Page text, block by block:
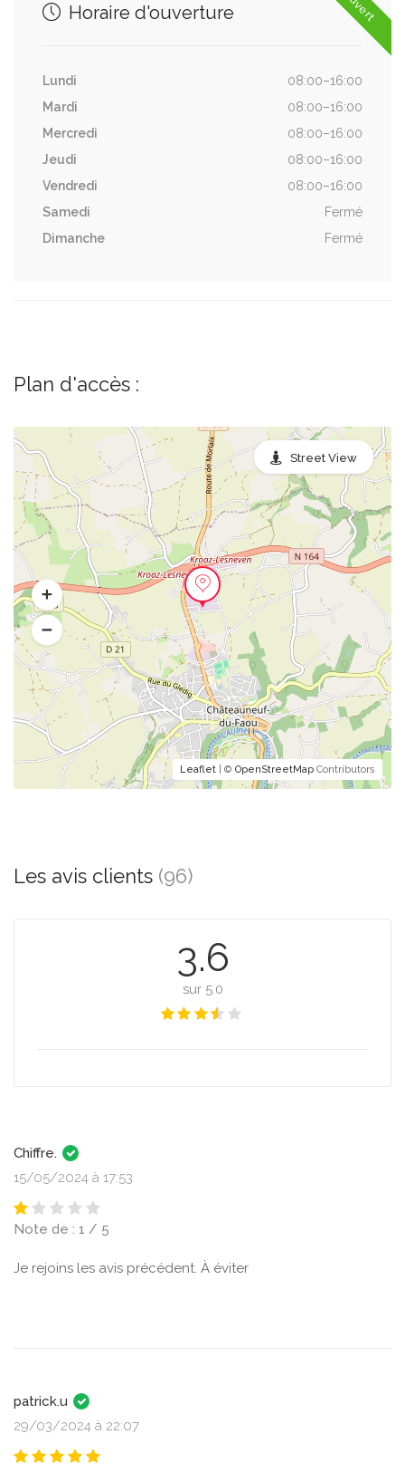
Horaire d'ouverture
Lundi
08:00–16:00
Mardi
08:00–16:00
Mercredi
08:00–16:00
Jeudi
08:00–16:00
Vendredi
08:00–16:00
Samedi
Fermé
Dimanche
Fermé
Plan d'accès :
Leaflet | © OpenStreetMap Contributors
Street View
Les avis clients (96)
3.6
sur 5.0
Chiffre.
15/05/2024 à 17:53
Note de : 1 / 5
Je rejoins les avis précédent. À éviter
patrick.u
29/03/2024 à 22:07